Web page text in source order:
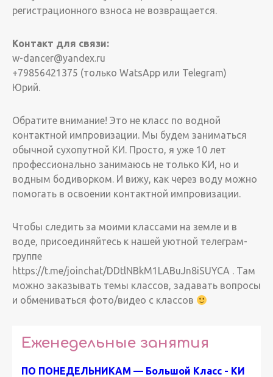
регистрационного взноса не возвращается.
Контакт для связи:
w-dancer@yandex.ru
+79856421375 (только WatsApp или Telegram)
Юрий.
Обратите внимание! Это не класс по водной
контактной импровизации. Мы будем заниматься
обычной сухопутной КИ. Просто, я уже 10 лет
профессионально занимаюсь не только КИ, но и
водным бодиворком. И вижу, как через воду можно
помогать в освоении контактной импровизации.
Чтобы следить за моими классами на земле и в
воде, присоединяйтесь к нашей уютной телеграм-
группе
https://t.me/joinchat/DDtlNBkM1LABuJn8iSUYCA . Там
можно заказывать темы классов, задавать вопросы
и обмениваться фото/видео с классов
Еженедельные занятия
ПО ПОНЕДЕЛЬНИКАМ — Большой Класс - КИ